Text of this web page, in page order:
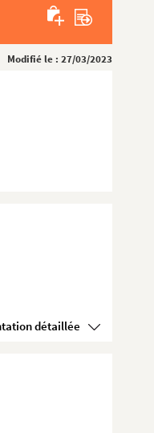
Modifié le : 27/03/2023
Voir la présentation détaillée